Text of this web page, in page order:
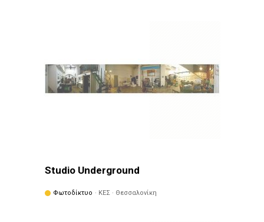
Studio Underground
Φωτοδίκτυο · ΚΕΣ · Θεσσαλονίκη